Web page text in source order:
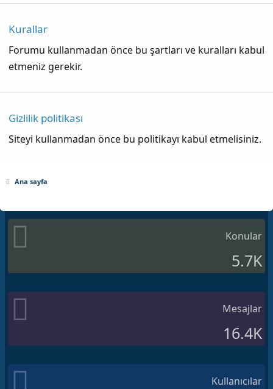
Kurallar
Forumu kullanmadan önce bu şartları ve kuralları kabul
etmeniz gerekir.
Gizlilik politikası
Siteyi kullanmadan önce bu politikayı kabul etmelisiniz.
Ana sayfa
Konular
5.7K
Mesajlar
16.4K
Kullanıcılar